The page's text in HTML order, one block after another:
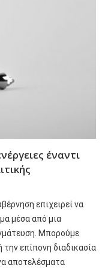
έναντι
επιχειρεί να
μέσα από μια
Μπορούμε
επίπονη διαδικασία
αποτελέσματα